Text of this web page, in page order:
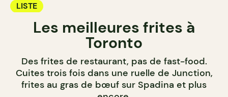
LISTE
Les meilleures frites à
Toronto
Des frites de restaurant, pas de fast-food.
Cuites trois fois dans une ruelle de Junction,
frites au gras de bœuf sur Spadina et plus